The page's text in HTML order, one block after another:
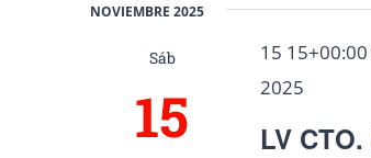
NOVIEMBRE 2025
Sáb
15 LV
15
2025